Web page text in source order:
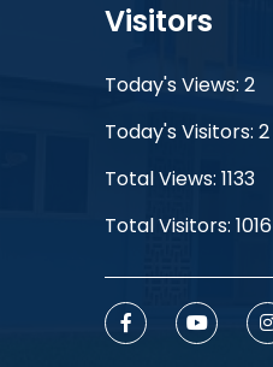
Visitors
Today's Views: 2
Today's Visitors: 2
Total Views: 1133
Total Visitors: 1016